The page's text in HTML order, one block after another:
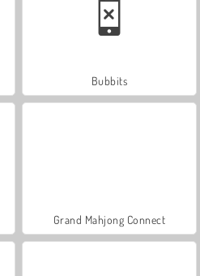
Bubbits
Grand Mahjong Connect